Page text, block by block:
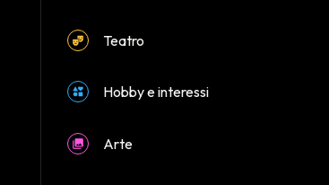
Teatro
Hobby e interessi
Arte